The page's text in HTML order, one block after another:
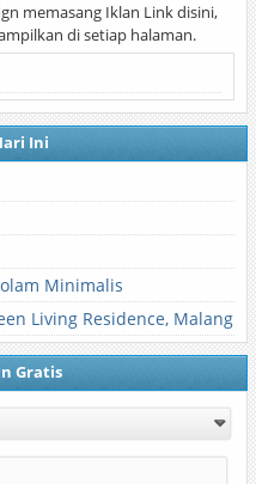
memasang Iklan Link disini,
di setiap halaman.
Ini
Minimalis
Living Residence, Malang
Gratis